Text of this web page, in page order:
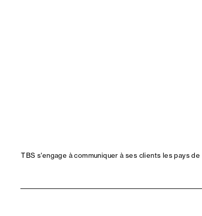
TBS s'engage à communiquer à ses clients les pays